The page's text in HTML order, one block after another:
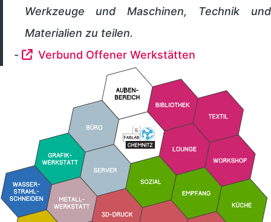
Werkzeuge und Maschinen, Technik und
Materialien zu teilen.
-
Verbund Offener Werkstätten